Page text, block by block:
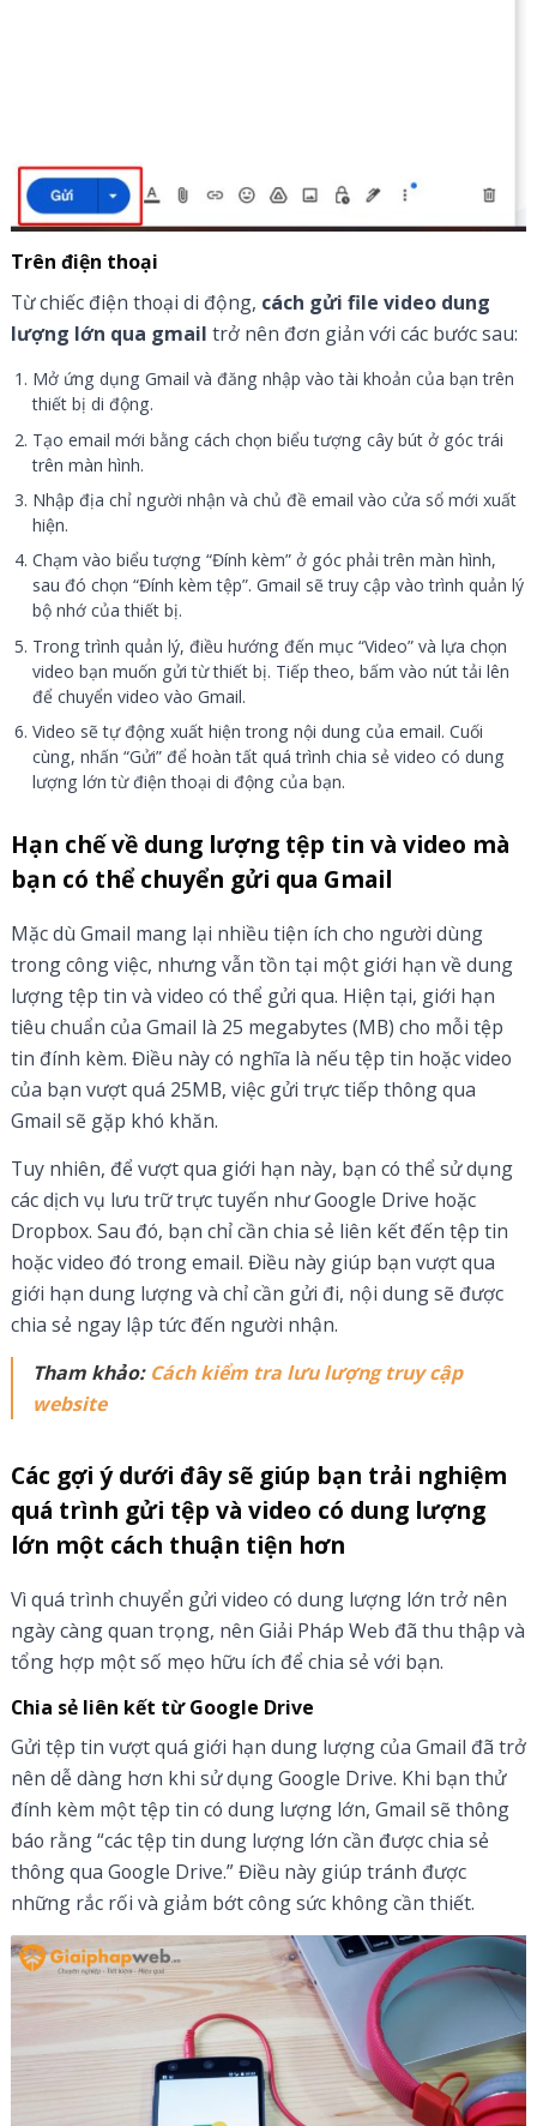
Trên điện thoại
Từ chiếc điện thoại di động, cách gửi file video dung
lượng lớn qua gmail trở nên đơn giản với các bước sau:
Mở ứng dụng Gmail và đăng nhập vào tài khoản của bạn trên
thiết bị di động.
Tạo email mới bằng cách chọn biểu tượng cây bút ở góc trái
trên màn hình.
Nhập địa chỉ người nhận và chủ đề email vào cửa sổ mới xuất
hiện.
Chạm vào biểu tượng “Đính kèm” ở góc phải trên màn hình,
sau đó chọn “Đính kèm tệp”. Gmail sẽ truy cập vào trình quản lý
bộ nhớ của thiết bị.
Trong trình quản lý, điều hướng đến mục “Video” và lựa chọn
video bạn muốn gửi từ thiết bị. Tiếp theo, bấm vào nút tải lên
để chuyển video vào Gmail.
Video sẽ tự động xuất hiện trong nội dung của email. Cuối
cùng, nhấn “Gửi” để hoàn tất quá trình chia sẻ video có dung
lượng lớn từ điện thoại di động của bạn.
Hạn chế về dung lượng tệp tin và video mà
bạn có thể chuyển gửi qua Gmail
Mặc dù Gmail mang lại nhiều tiện ích cho người dùng
trong công việc, nhưng vẫn tồn tại một giới hạn về dung
lượng tệp tin và video có thể gửi qua. Hiện tại, giới hạn
tiêu chuẩn của Gmail là 25 megabytes (MB) cho mỗi tệp
tin đính kèm. Điều này có nghĩa là nếu tệp tin hoặc video
của bạn vượt quá 25MB, việc gửi trực tiếp thông qua
Gmail sẽ gặp khó khăn.
Tuy nhiên, để vượt qua giới hạn này, bạn có thể sử dụng
các dịch vụ lưu trữ trực tuyến như Google Drive hoặc
Dropbox. Sau đó, bạn chỉ cần chia sẻ liên kết đến tệp tin
hoặc video đó trong email. Điều này giúp bạn vượt qua
giới hạn dung lượng và chỉ cần gửi đi, nội dung sẽ được
chia sẻ ngay lập tức đến người nhận.
Tham khảo: Cách kiểm tra lưu lượng truy cập
website
Các gợi ý dưới đây sẽ giúp bạn trải nghiệm
quá trình gửi tệp và video có dung lượng
lớn một cách thuận tiện hơn
Vì quá trình chuyển gửi video có dung lượng lớn trở nên
ngày càng quan trọng, nên Giải Pháp Web đã thu thập và
tổng hợp một số mẹo hữu ích để chia sẻ với bạn.
Chia sẻ liên kết từ Google Drive
Gửi tệp tin vượt quá giới hạn dung lượng của Gmail đã trở
nên dễ dàng hơn khi sử dụng Google Drive. Khi bạn thử
đính kèm một tệp tin có dung lượng lớn, Gmail sẽ thông
báo rằng “các tệp tin dung lượng lớn cần được chia sẻ
thông qua Google Drive.” Điều này giúp tránh được
những rắc rối và giảm bớt công sức không cần thiết.